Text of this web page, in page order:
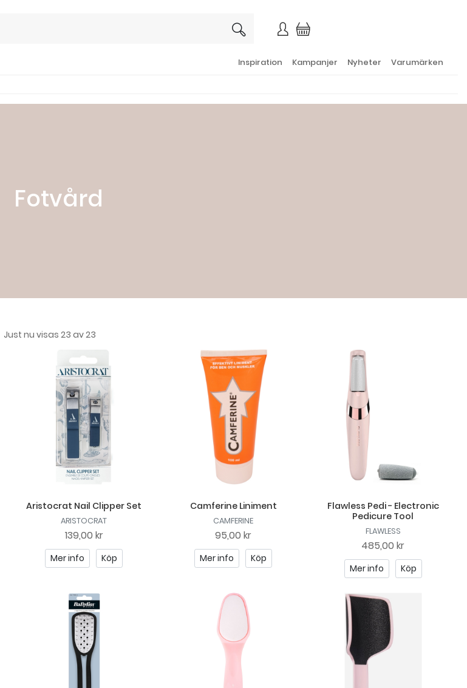
Inspiration Kampanjer Nyheter Varumärken
Fotvård
Just nu visas 23 av 23
Aristocrat Nail Clipper Set
ARISTOCRAT
139,00 kr
Mer info Köp
Camferine Liniment
CAMFERINE
95,00 kr
Mer info Köp
Flawless Pedi - Electronic
Pedicure Tool
FLAWLESS
485,00 kr
Mer info Köp